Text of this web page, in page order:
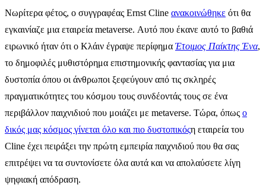
Νωρίτερα φέτος, ο συγγραφέας Ernst Cline ανακοινώθηκε ότι θα
εγκαινίαζε μια εταιρεία metaverse. Αυτό που έκανε αυτό το βαθιά
ειρωνικό ήταν ότι ο Κλάιν έγραψε περίφημα Έτοιμος Παίκτης Ένα,
το δημοφιλές μυθιστόρημα επιστημονικής φαντασίας για μια
δυστοπία όπου οι άνθρωποι ξεφεύγουν από τις σκληρές
πραγματικότητες του κόσμου τους συνδέοντάς τους σε ένα
περιβάλλον παιχνιδιού που μοιάζει με metaverse. Τώρα, όπως ο
δικός μας κόσμος γίνεται όλο και πιο δυστοπικόςη εταιρεία του
Cline έχει πειράξει την πρώτη εμπειρία παιχνιδιού που θα σας
επιτρέψει να τα συντονίσετε όλα αυτά και να απολαύσετε λίγη
ψηφιακή απόδραση.